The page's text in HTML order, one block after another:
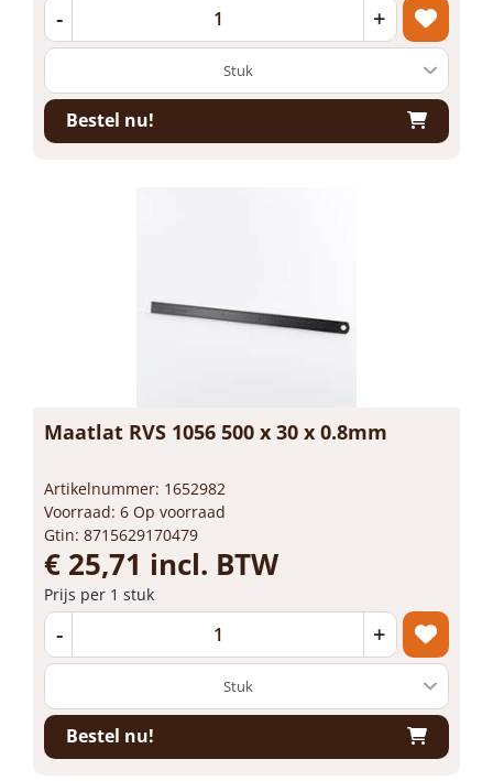
- +
Bestel nu!
Maatlat RVS 1056 500 x 30 x 0.8mm
Artikelnummer: 1652982
Voorraad: 6 Op voorraad
Gtin: 8715629170479
€ 25,71 incl. BTW
Prijs per 1 stuk
- +
Bestel nu!